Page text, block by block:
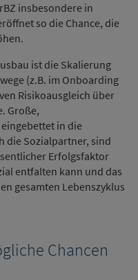
insbesondere in
so die Chance, die
ist die Skalierung
(z.B. im Onboarding
Risikoausgleich über
Große,
in die
die Sozialpartner, sind
Erfolgsfaktor
entfalten kann und das
gesamten Lebenszyklus
Chancen